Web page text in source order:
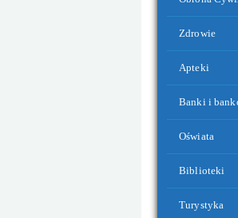
Zdrowie
Apteki
Banki i
Oświata
Biblioteki
Turystyka